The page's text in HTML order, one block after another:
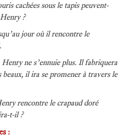
cachées sous le tapis peuvent-
?
jour où il rencontre le
ne s’ennuie plus. Il fabriquera
beaux, il ira se promener à travers le
rencontre le crapaud doré
t-il ?
: